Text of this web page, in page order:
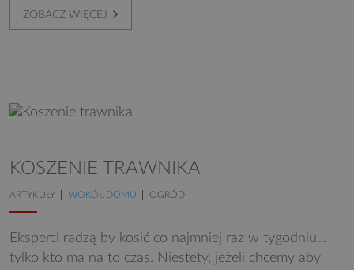
ZOBACZ WIĘCEJ
KOSZENIE TRAWNIKA
ARTYKUŁY WOKÓŁ DOMU OGRÓD
Eksperci radzą by kosić co najmniej raz w tygodniu...
tylko kto ma na to czas. Niestety, jeżeli chcemy aby